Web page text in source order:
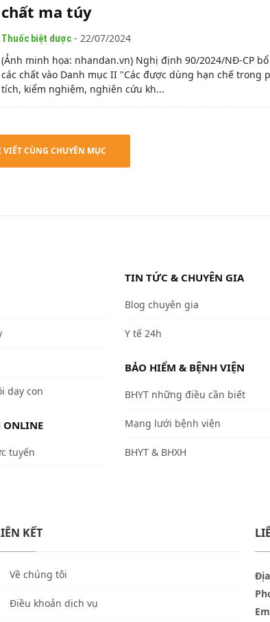
ma túy
Thuốc biệt dược - 22/07/2024
(Ảnh minh họa: nhandan.vn) Nghị định 90/2024/NĐ-CP
các chất vào Danh mục II "Các được dùng hạn chế trong
tích, kiểm nghiệm, nghiên cứu kh...
CÙNG CHUYÊN MỤC
dạy con
ONLINE
tuyến
TIN TỨC & CHUYÊN GIA
Blog chuyên gia
Y tế 24h
BẢO HIỂM & BỆNH VIỆN
BHYT những điều cần biết
Mạng lưới bệnh viện
BHYT & BHXH
KẾT
Về chúng tôi
Điều khoản dịch vụ